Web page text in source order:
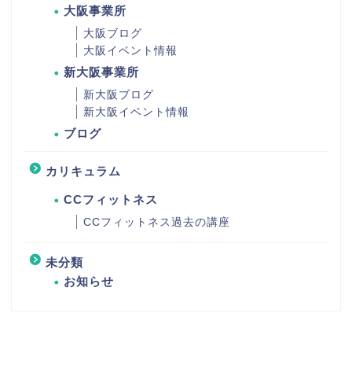
大阪事業所
大阪ブログ
大阪イベント情報
新大阪事業所
新大阪ブログ
新大阪イベント情報
ブログ
カリキュラム
CCフィットネス
CCフィットネス過去の講座
未分類
お知らせ